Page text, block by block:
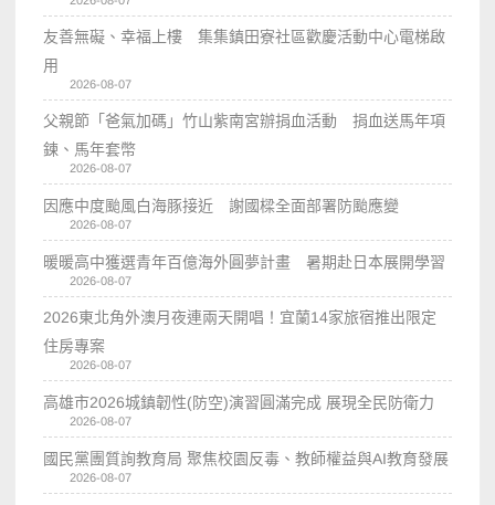
友善無礙、幸福上樓 集集鎮田寮社區歡慶活動中心電梯啟
用
2026-08-07
父親節「爸氣加碼」竹山紫南宮辦捐血活動 捐血送馬年項
鍊、馬年套幣
2026-08-07
因應中度颱風白海豚接近 謝國樑全面部署防颱應變
2026-08-07
暖暖高中獲選青年百億海外圓夢計畫 暑期赴日本展開學習
2026-08-07
2026東北角外澳月夜連兩天開唱！宜蘭14家旅宿推出限定
住房專案
2026-08-07
高雄市2026城鎮韌性(防空)演習圓滿完成 展現全民防衛力
2026-08-07
國民黨團質詢教育局 聚焦校園反毒、教師權益與AI教育發展
2026-08-07